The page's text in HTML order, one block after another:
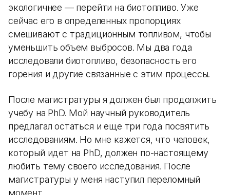
экологичнее — перейти на биотопливо. Уже
сейчас его в определенных пропорциях
смешивают с традиционным топливом, чтобы
уменьшить объем выбросов. Мы два года
исследовали биотопливо, безопасность его
горения и другие связанные с этим процессы.
После магистратуры я должен был продолжить
учебу на PhD. Мой научный руководитель
предлагал остаться и еще три года посвятить
исследованиям. Но мне кажется, что человек,
который идет на PhD, должен по-настоящему
любить тему своего исследования. После
магистратуры у меня наступил переломный